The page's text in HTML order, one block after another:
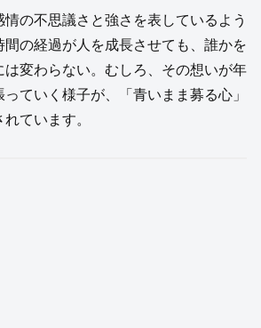
の不思議さと強さを表しているよう
間の経過が人を成長させても、誰かを
は変わらない。むしろ、その想いが年
ていく様子が、「青いまま募る心」
ています。